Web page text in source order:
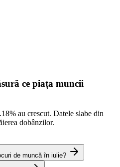
ce piața muncii
au crescut. Datele slabe din
dobânzilor.
de muncă în iulie?